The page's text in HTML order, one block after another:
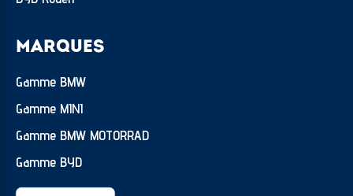
MARQUES
Gamme BMW
Gamme MINI
Gamme BMW MOTORRAD
Gamme BYD